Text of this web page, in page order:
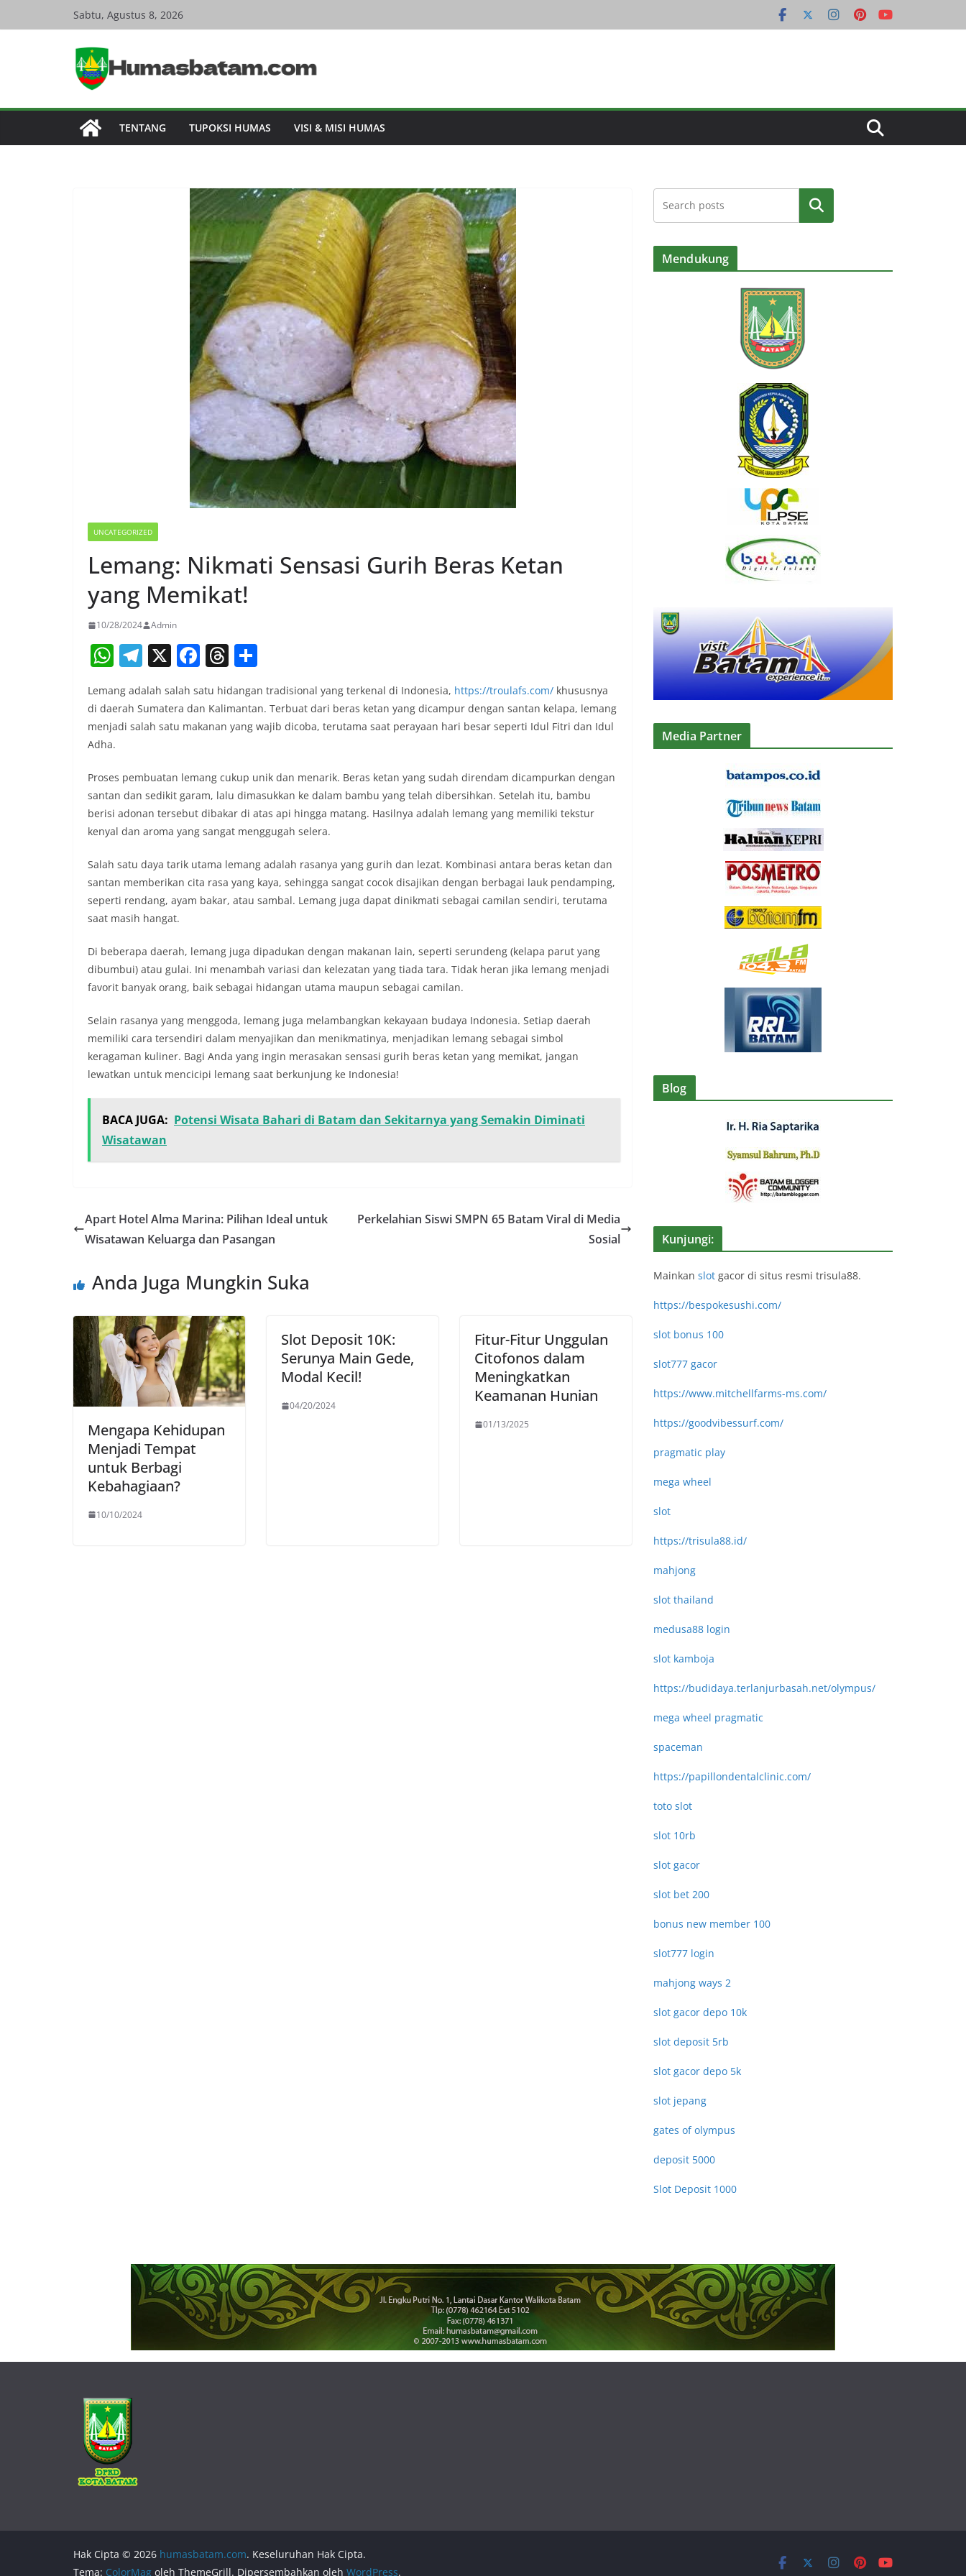
to
Sabtu, Agustus 8, 2026
TENTANG TUPOKSI HUMAS VISI & MISI HUMAS
UNCATEGORIZED
Lemang: Nikmati Sensasi Gurih Beras Ketan
yang Memikat!
10/28/2024 Admin
W
at
s
A
p
p
T
el
e
gr
m
X F
c
e
o
o
k
T
h
re
a
s
ar
e
Lemang adalah salah satu hidangan tradisional yang terkenal di Indonesia, https://troulafs.com/ khususnya
di daerah Sumatera dan Kalimantan. Terbuat dari beras ketan yang dicampur dengan santan kelapa, lemang
menjadi salah satu makanan yang wajib dicoba, terutama saat perayaan hari besar seperti Idul Fitri dan Idul
Adha.
Proses pembuatan lemang cukup unik dan menarik. Beras ketan yang sudah direndam dicampurkan dengan
santan dan sedikit garam, lalu dimasukkan ke dalam bambu yang telah dibersihkan. Setelah itu, bambu
berisi adonan tersebut dibakar di atas api hingga matang. Hasilnya adalah lemang yang memiliki tekstur
kenyal dan aroma yang sangat menggugah selera.
Salah satu daya tarik utama lemang adalah rasanya yang gurih dan lezat. Kombinasi antara beras ketan dan
santan memberikan cita rasa yang kaya, sehingga sangat cocok disajikan dengan berbagai lauk pendamping,
seperti rendang, ayam bakar, atau sambal. Lemang juga dapat dinikmati sebagai camilan sendiri, terutama
saat masih hangat.
Di beberapa daerah, lemang juga dipadukan dengan makanan lain, seperti serundeng (kelapa parut yang
dibumbui) atau gulai. Ini menambah variasi dan kelezatan yang tiada tara. Tidak heran jika lemang menjadi
favorit banyak orang, baik sebagai hidangan utama maupun sebagai camilan.
Selain rasanya yang menggoda, lemang juga melambangkan kekayaan budaya Indonesia. Setiap daerah
memiliki cara tersendiri dalam menyajikan dan menikmatinya, menjadikan lemang sebagai simbol
keragaman kuliner. Bagi Anda yang ingin merasakan sensasi gurih beras ketan yang memikat, jangan
lewatkan untuk mencicipi lemang saat berkunjung ke Indonesia!
BACA JUGA: Potensi Wisata Bahari di Batam dan Sekitarnya yang Semakin Diminati
Wisatawan
Apart Hotel Alma Marina: Pilihan Ideal untuk
Wisatawan Keluarga dan Pasangan
Perkelahian Siswi SMPN 65 Batam Viral di Media
Sosial
Anda Juga Mungkin Suka
Mengapa Kehidupan
Menjadi Tempat
untuk Berbagi
Kebahagiaan?
10/10/2024
Slot Deposit 10K:
Serunya Main Gede,
Modal Kecil!
04/20/2024
Fitur-Fitur Unggulan
Citofonos dalam
Meningkatkan
Keamanan Hunian
01/13/2025
Cari
Mendukung
Media Partner
Blog
Kunjungi:
Mainkan slot gacor di situs resmi trisula88.
https://bespokesushi.com/
slot bonus 100
slot777 gacor
https://www.mitchellfarms-ms.com/
https://goodvibessurf.com/
pragmatic play
mega wheel
slot
https://trisula88.id/
mahjong
slot thailand
medusa88 login
slot kamboja
https://budidaya.terlanjurbasah.net/olympus/
mega wheel pragmatic
spaceman
https://papillondentalclinic.com/
toto slot
slot 10rb
slot gacor
slot bet 200
bonus new member 100
slot777 login
mahjong ways 2
slot gacor depo 10k
slot deposit 5rb
slot gacor depo 5k
slot jepang
gates of olympus
deposit 5000
Slot Deposit 1000
Hak Cipta © 2026 humasbatam.com. Keseluruhan Hak Cipta.
Tema: ColorMag oleh ThemeGrill. Dipersembahkan oleh WordPress.